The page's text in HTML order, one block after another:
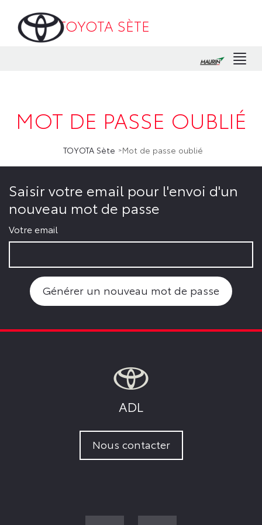
TOYOTA SÈTE
MOT DE PASSE OUBLIÉ
TOYOTA Sète Mot de passe oublié
Saisir votre email pour l'envoi d'un
nouveau mot de passe
Votre email
Générer un nouveau mot de passe
ADL
Nous contacter